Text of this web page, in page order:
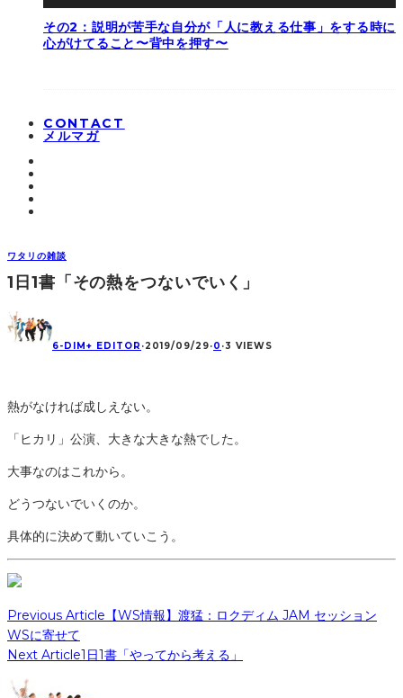
その2：説明が苦手な自分が「人に教える仕事」をする時に
心がけてること〜背中を押す〜
CONTACT
メルマガ
ワタリの雑談
1日1書「その熱をつないでいく」
6-DIM+ EDITOR ·2019/09/29·0 ·3 VIEWS
熱がなければ成しえない。
「ヒカリ」公演、大きな大きな熱でした。
大事なのはこれから。
どうつないでいくのか。
具体的に決めて動いていこう。
Previous Article 【WS情報】渡猛：ロクディム JAM セッション
WSに寄せて
Next Article1日1書「やってから考える」